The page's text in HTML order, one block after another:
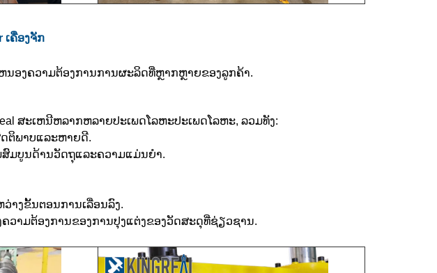
ເຄື່ອງຈັກ
ນອງຄວາມຕ້ອງການການຜະລິດທີ່ຫຼາກຫຼາຍຂອງລູກຄ້າ.
ສະເຫນີຫລາກຫລາຍປະເພດໂລຫະປະເພດໂລຫະ, ລວມທັງ:
ຕິພາບແລະຫາຍດີ.
ສົມບູນດ້ານວັດຖຸແລະຄວາມແມ່ນຍໍາ.
າງຂັ້ນຕອນການເລື່ອນລົງ.
ວາມຕ້ອງການຂອງການປຸງແຕ່ງຂອງວັດສະດຸທີ່ຊ່ຽວຊານ.